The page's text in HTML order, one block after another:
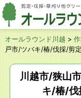
オールラウンド川越 >
戸市/ツバキ/椿/伐採/剪
川越市/狭山
キ/椿/